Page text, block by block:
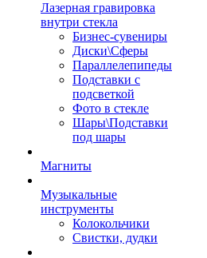
Лазерная гравировка
внутри стекла
Бизнес-сувениры
Диски\Сферы
Параллелепипеды
Подставки с
подсветкой
Фото в стекле
Шары\Подставки
под шары
Магниты
Музыкальные
инструменты
Колокольчики
Свистки, дудки